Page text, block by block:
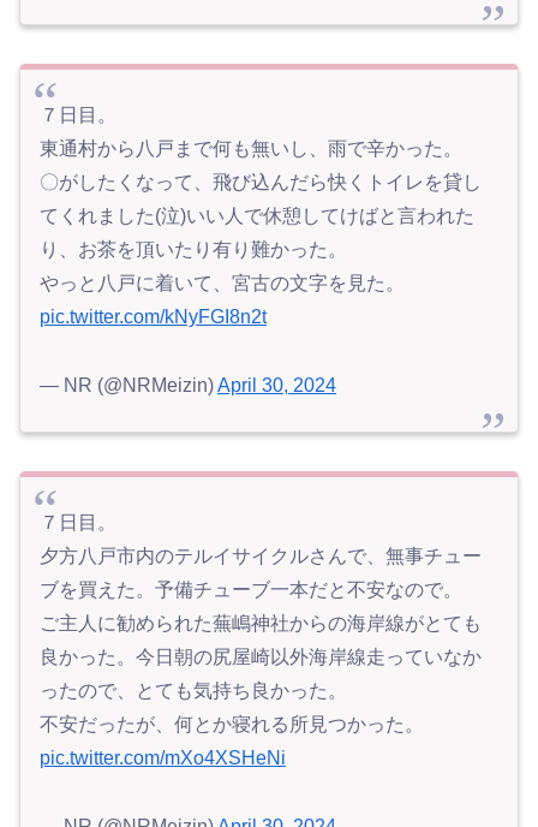
７日目。
東通村から八戸まで何も無いし、雨で辛かった。
〇がしたくなって、飛び込んだら快くトイレを貸し
てくれました(泣)いい人で休憩してけばと言われた
り、お茶を頂いたり有り難かった。
やっと八戸に着いて、宮古の文字を見た。
pic.twitter.com/kNyFGI8n2t
— NR (@NRMeizin)April 30, 2024
７日目。
夕方八戸市内のテルイサイクルさんで、無事チュー
ブを買えた。予備チューブ一本だと不安なので。
ご主人に勧められた蕪嶋神社からの海岸線がとても
良かった。今日朝の尻屋崎以外海岸線走っていなか
ったので、とても気持ち良かった。
不安だったが、何とか寝れる所見つかった。
pic.twitter.com/mXo4XSHeNi